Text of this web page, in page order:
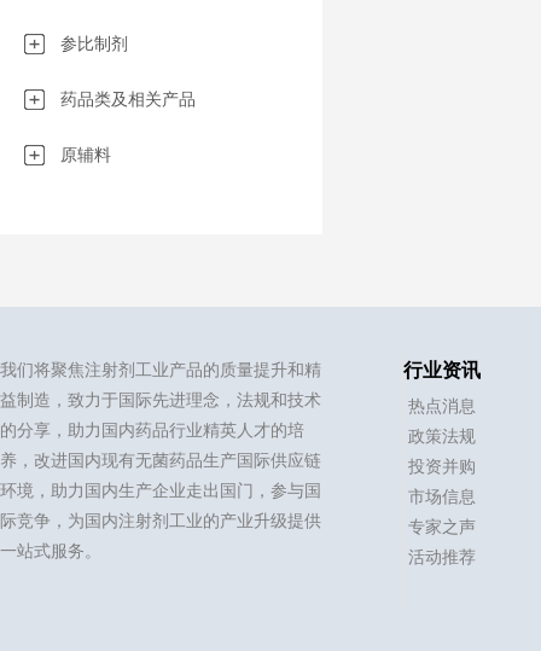
参比制剂
药品类及相关产品
原辅料
我们将聚焦注射剂工业产品的质量提升和精
益制造，致力于国际先进理念，法规和技术
的分享，助力国内药品行业精英人才的培
养，改进国内现有无菌药品生产国际供应链
环境，助力国内生产企业走出国门，参与国
际竞争，为国内注射剂工业的产业升级提供
一站式服务。
行业资讯
热点消息
政策法规
投资并购
市场信息
专家之声
活动推荐